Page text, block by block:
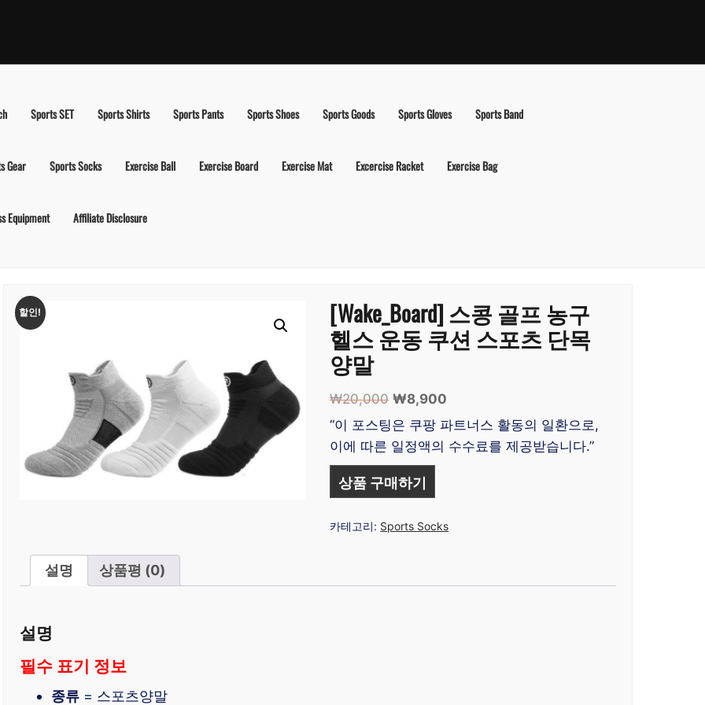
Sports SET Sports Shirts Sports Pants Sports Shoes Sports Goods Sports Gloves Sports Band
Gear Sports Socks Exercise Ball Exercise Board Exercise Mat Excercise Racket Exercise Bag
Equipment Affiliate Disclosure
할인! [Wake_Board] 스콩 골프 농구
헬스 운동 쿠션 스포츠 단목
양말
₩20,000 원
래
가
격:
₩20,000.
₩8,900
재
가
격:
“이 포스팅은 쿠팡 파트너스 활동의 일환으로,
이에 따른 일정액의 수수료를 제공받습니다.”
상품 구매하기
카테고리: Sports Socks
설명 상품평 (0)
설명
필수 표기 정보
종류 = 스포츠양말